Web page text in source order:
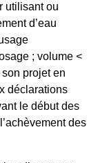
utilisant ou
d’eau
; volume <
projet en
déclarations
le début des
des